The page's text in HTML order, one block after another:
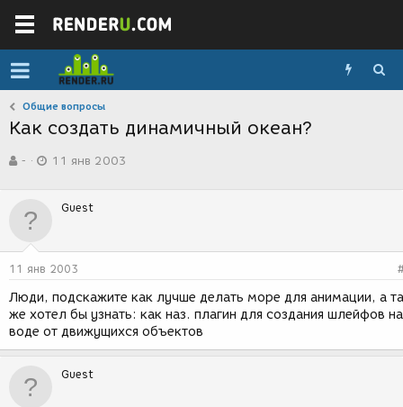
Общие вопросы
Как создать динамичный океан?
в
р
м
-
а
д
н
и
я
11 янв 2003
Guest
11 янв 2003
Люди, подскажите как лучше делать море для анимации, а
же хотел бы узнать: как наз. плагин для создания шлейфов на
воде от движущихся объектов
Guest